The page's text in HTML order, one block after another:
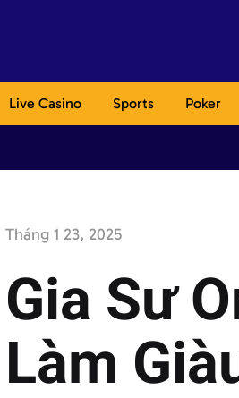
Live Casino Sports Poker
Tháng 1 23, 2025
Gia Sư
Làm